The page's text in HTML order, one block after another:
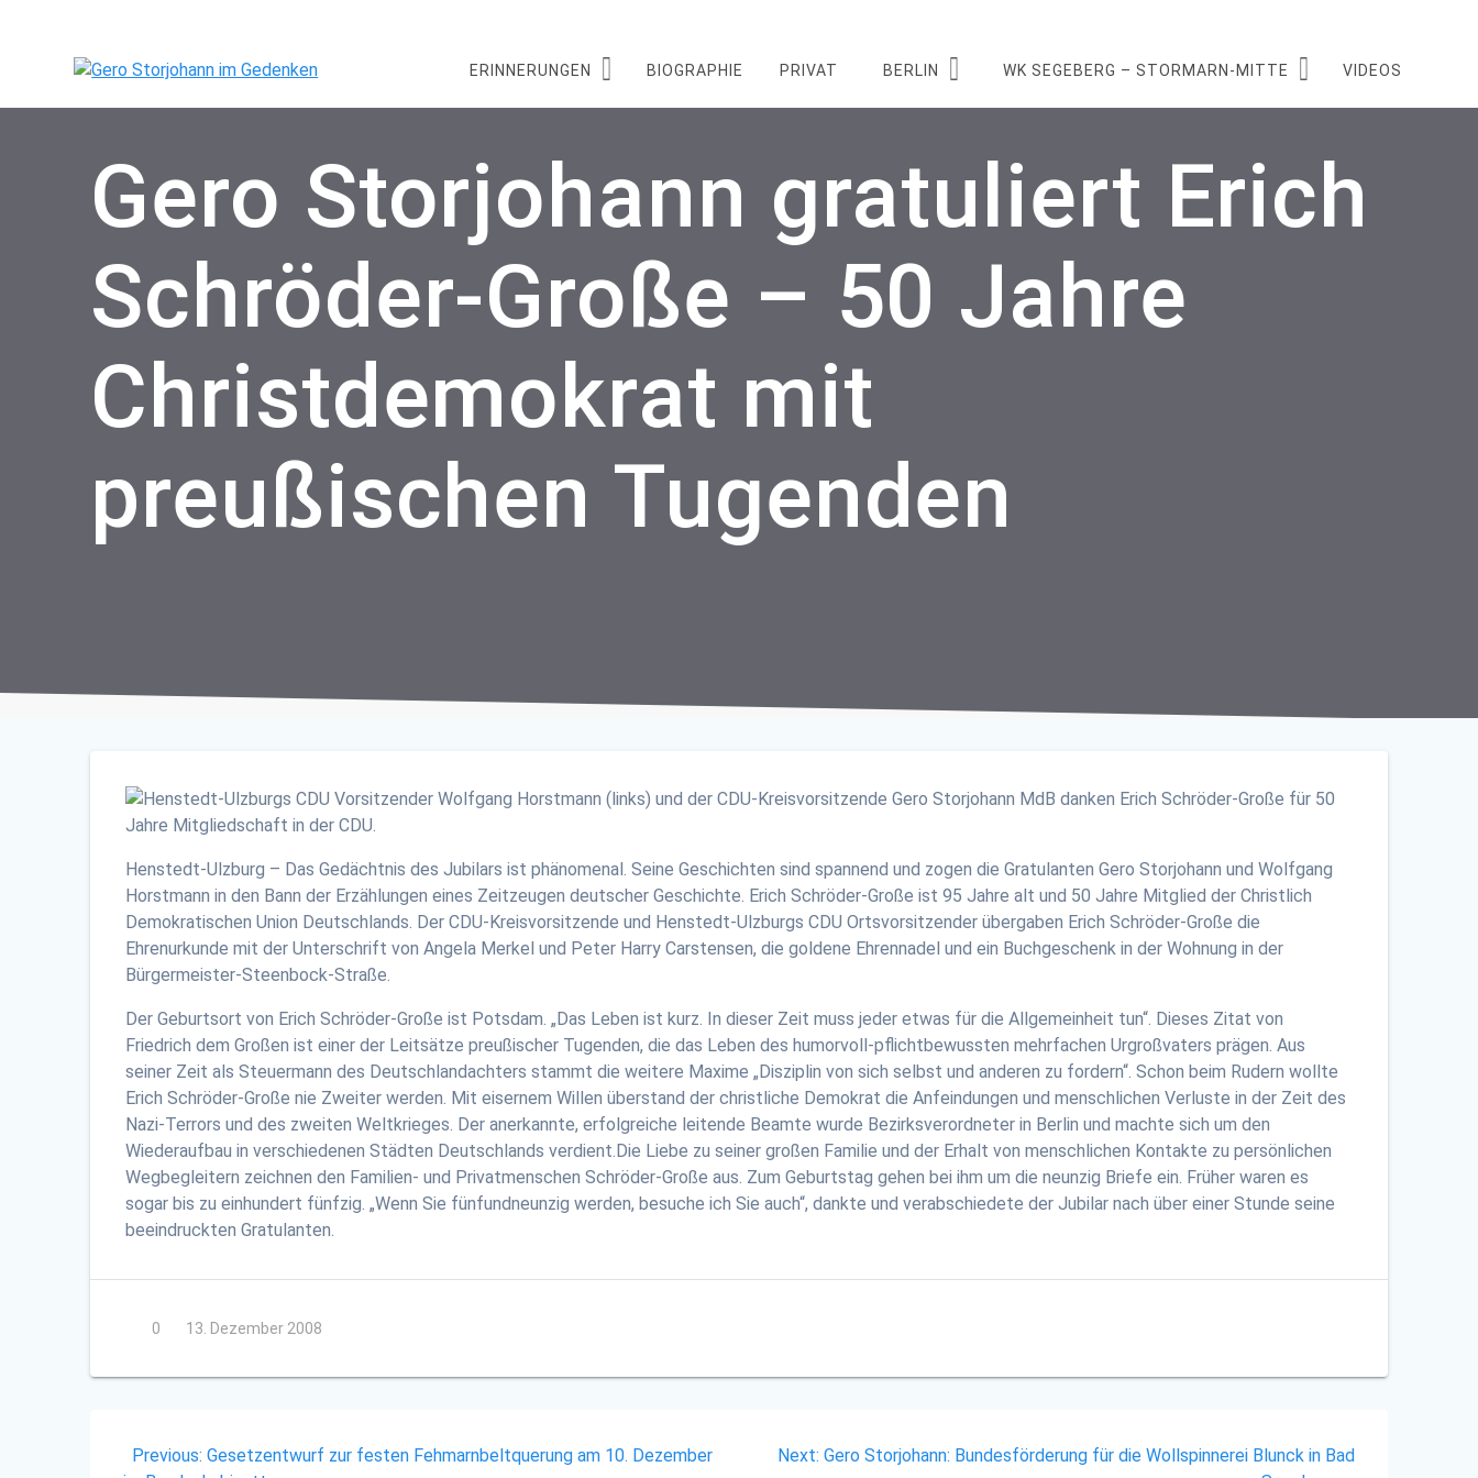
ERINNERUNGEN BIOGRAPHIE PRIVAT BERLIN WK SEGEBERG – STORMARN-MITTE VIDEOS
Gero Storjohann gratuliert Erich
Schröder-Große – 50 Jahre
Christdemokrat mit
preußischen Tugenden
Henstedt-Ulzburg – Das Gedächtnis des Jubilars ist phänomenal. Seine Geschichten sind spannend und zogen die Gratulanten Gero Storjohann und Wolfgang
Horstmann in den Bann der Erzählungen eines Zeitzeugen deutscher Geschichte. Erich Schröder-Große ist 95 Jahre alt und 50 Jahre Mitglied der Christlich
Demokratischen Union Deutschlands. Der CDU-Kreisvorsitzende und Henstedt-Ulzburgs CDU Ortsvorsitzender übergaben Erich Schröder-Große die
Ehrenurkunde mit der Unterschrift von Angela Merkel und Peter Harry Carstensen, die goldene Ehrennadel und ein Buchgeschenk in der Wohnung in der
Bürgermeister-Steenbock-Straße.
Der Geburtsort von Erich Schröder-Große ist Potsdam. „Das Leben ist kurz. In dieser Zeit muss jeder etwas für die Allgemeinheit tun“. Dieses Zitat von
Friedrich dem Großen ist einer der Leitsätze preußischer Tugenden, die das Leben des humorvoll-pflichtbewussten mehrfachen Urgroßvaters prägen. Aus
seiner Zeit als Steuermann des Deutschlandachters stammt die weitere Maxime „Disziplin von sich selbst und anderen zu fordern“. Schon beim Rudern wollte
Erich Schröder-Große nie Zweiter werden. Mit eisernem Willen überstand der christliche Demokrat die Anfeindungen und menschlichen Verluste in der Zeit des
Nazi-Terrors und des zweiten Weltkrieges. Der anerkannte, erfolgreiche leitende Beamte wurde Bezirksverordneter in Berlin und machte sich um den
Wiederaufbau in verschiedenen Städten Deutschlands verdient.Die Liebe zu seiner großen Familie und der Erhalt von menschlichen Kontakte zu persönlichen
Wegbegleitern zeichnen den Familien- und Privatmenschen Schröder-Große aus. Zum Geburtstag gehen bei ihm um die neunzig Briefe ein. Früher waren es
sogar bis zu einhundert fünfzig. „Wenn Sie fünfundneunzig werden, besuche ich Sie auch“, dankte und verabschiedete der Jubilar nach über einer Stunde seine
beeindruckten Gratulanten.
0 13. Dezember 2008
Beitragsnavigation
Previous: Previous
Gesetzentwurf zur festen Fehmarnbeltquerung am 10. Dezember
Next: Next
Gero Storjohann: Bundesförderung für die Wollspinnerei Blunck in Bad